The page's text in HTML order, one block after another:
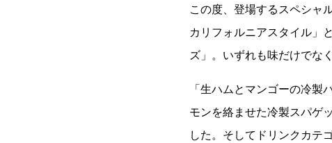
この度、登場するスペシャ
カリフォルニアスタイル」
ズ」。いずれも味だけでな
「生ハムとマンゴーの冷
モンを絡ませた冷製スパゲ
した。そしてドリンクカテ